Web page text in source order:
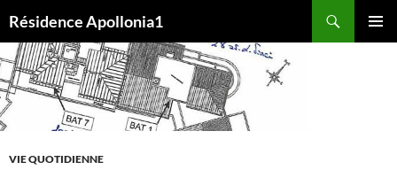
au
contenu
Résidence Apollonia1
VIE QUOTIDIENNE